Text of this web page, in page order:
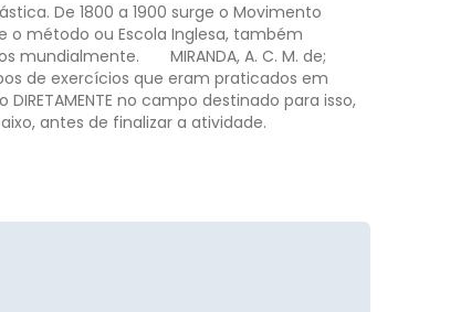
De 1800 a 1900 surge o Movimento
o método ou Escola Inglesa, também
mundialmente.
MIRANDA, A. C. M. de;
de exercícios que eram praticados em
no campo destinado para isso,
antes de finalizar a atividade.